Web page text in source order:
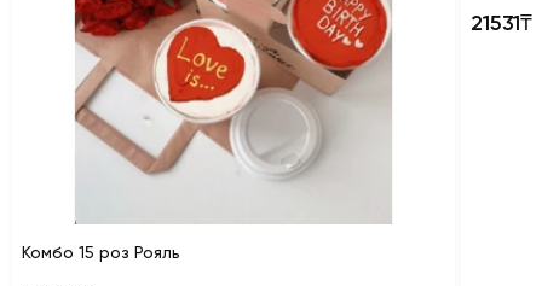
Комбо 15 роз Рояль
21531₸